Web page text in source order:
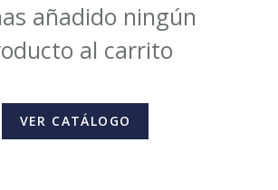
añadido ningún
al carrito
VER CATÁLOGO